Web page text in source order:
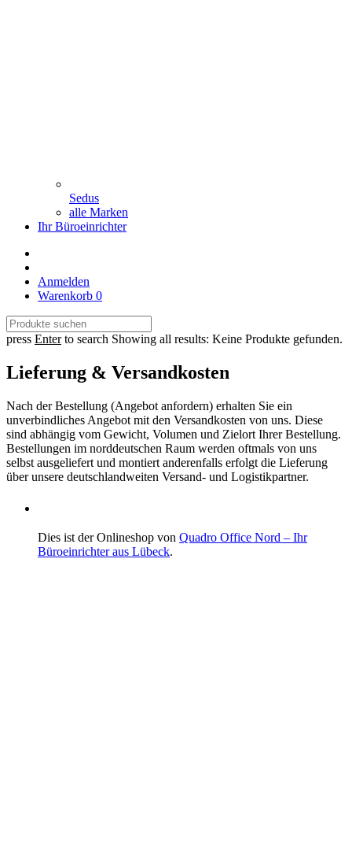
Sedus
alle Marken
Ihr Büroeinrichter
Anmelden
Warenkorb 0
press Enterto search Showing all results: Keine Produkte gefunden.
Lieferung & Versandkosten
Nach der Bestellung (Angebot anfordern) erhalten Sie ein
unverbindliches Angebot mit den Versandkosten von uns. Diese
sind abhängig vom Gewicht, Volumen und Zielort Ihrer Bestellung.
Bestellungen im norddeutschen Raum werden oftmals von uns
selbst ausgeliefert und montiert anderenfalls erfolgt die Lieferung
über unsere deutschlandweiten Versand- und Logistikpartner.
Dies ist der Onlineshop von Quadro Office Nord – Ihr
Büroeinrichter aus Lübeck.